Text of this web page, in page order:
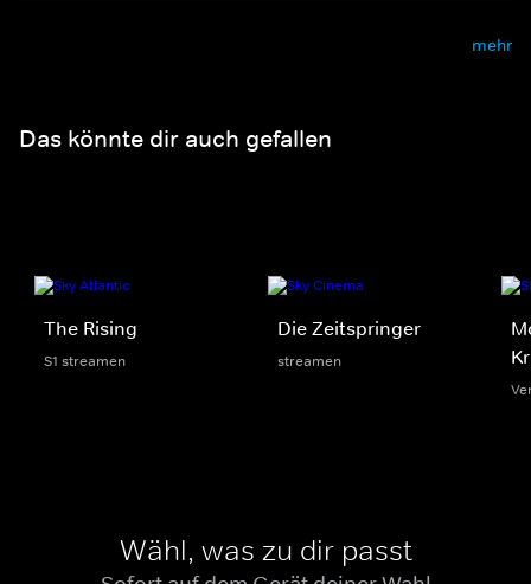
mehr
Das könnte dir auch gefallen
The Rising
S1 streamen
Die Zeitspringer
streamen
Wähl, was zu dir passt